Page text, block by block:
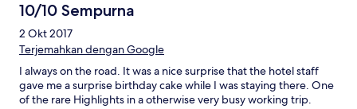
10/10 Sempurna
2 Okt 2017
Terjemahkan dengan Google
I always on the road. It was a nice surprise that the hotel staff
gave me a surprise birthday cake while I was staying there. One
of the rare Highlights in a otherwise very busy working trip.